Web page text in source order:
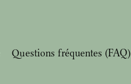
Questions fréquentes (FAQ)